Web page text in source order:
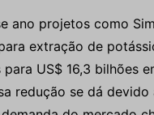
ano projetos como
extração de
US$ 16,3 bilhões
redução se dá